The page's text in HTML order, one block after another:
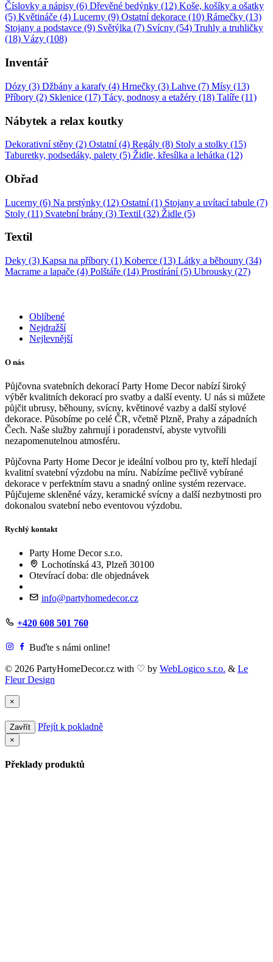
Číslovky a nápisy (6) Dřevěné bedýnky (12) Koše, košíky a ošatky
(5) Květináče (4) Lucerny (9) Ostatní dekorace (10) Rámečky (13)
Stojany a podstavce (9) Světýlka (7) Svícny (54) Truhly a truhličky
(18) Vázy (108)
Inventář
Dózy (3) Džbány a karafy (4) Hrnečky (3) Lahve (7) Mísy (13)
Příbory (2) Sklenice (17) Tácy, podnosy a etažéry (18) Talíře (11)
Nábytek a relax koutky
Dekorativní stěny (2) Ostatní (4) Regály (8) Stoly a stolky (15)
Taburetky, podsedáky, palety (5) Židle, křesílka a lehátka (12)
Obřad
Lucerny (6) Na prstýnky (12) Ostatní (1) Stojany a uvítací tabule (7)
Stoly (11) Svatební brány (3) Textil (32) Židle (5)
Textil
Deky (3) Kapsa na příbory (1) Koberce (13) Látky a běhouny (34)
Macrame a lapače (4) Polštáře (14) Prostírání (5) Ubrousky (27)
Oblíbené
Nejdražší
Nejlevnější
O nás
Půjčovna svatebních dekorací Party Home Decor nabízí široký
výběr kvalitních dekorací pro svatby a další eventy. U nás si můžete
půjčit ubrusy, běhouny, svícny, květinové vazby a další stylové
dekorace. Působíme po celé ČR, včetně Plzně, Prahy a západních
Čech. Naše služby zahrnují i poradenství, abyste vytvořili
nezapomenutelnou atmosféru.
Půjčovna Party Home Decor je ideální volbou pro ty, kteří hledají
kvalitní svatební výzdobu na míru. Nabízíme pečlivě vybírané
dekorace v perfektním stavu a snadný online systém rezervace.
Půjčujeme skleněné vázy, keramické svícny a další nezbytnosti pro
dokonalou svatební nebo eventovou výzdobu.
Rychlý kontakt
Party Home Decor s.r.o.
Lochotínská 43, Plzeň 30100
Otevírací doba: dle objednávek
info@partyhomedecor.cz
+420 608 501 760
Buďte s námi online!
© 2026 PartyHomeDecor.cz with ♡ by WebLogico s.r.o. & Le
Fleur Design
×
Zavřít Přejít k pokladně
×
Překlady produktů